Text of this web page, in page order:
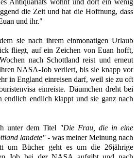
Antiquariats wohnt und dort ein wenig
die Zeit und hat die Hoffnung, dass
und ihr."
sie nach ihrem einmonatigen Urlaub
fliegt, auf ein Zeichen von Euan hofft,
nach Schottland reist und erneut
NASA-Job verliert, bis sie knapp vor
in England einreisen darf, weil sie zu oft
einreiste. Däumchen dreht bei
endlich endlich klappt und sie ganz nach
unter dem Titel "Die Frau, die in eine
landete" - was meiner Meinung nach
um Bücher geht es um die 26jährige